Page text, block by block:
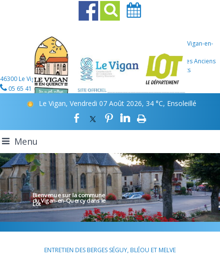
Mairie Le Vigan-en-
Quercy
107 Place des Anciens
Combattants
46300 Le Vigan-en-Quercy
05 65 41 12 46
Le Vigan, Vendredi 07 Août 2026, 34 °C, Ensoleillé
Menu
Bienvenue sur la commune
du Vigan-en-Quercydans le
Lot
ENTRETIEN DES BERGES SÉGUY, BLÉOU ET MELVE